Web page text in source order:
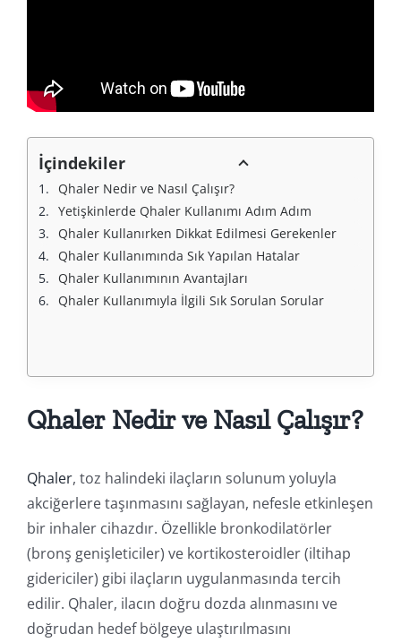
İçindekiler
Qhaler Nedir ve Nasıl Çalışır?
Yetişkinlerde Qhaler Kullanımı Adım Adım
Qhaler Kullanırken Dikkat Edilmesi Gerekenler
Qhaler Kullanımında Sık Yapılan Hatalar
Qhaler Kullanımının Avantajları
Qhaler Kullanımıyla İlgili Sık Sorulan Sorular
Qhaler Nedir ve Nasıl Çalışır?
Qhaler, toz halindeki ilaçların solunum yoluyla
akciğerlere taşınmasını sağlayan, nefesle etkinleşen
bir inhaler cihazdır. Özellikle bronkodilatörler
(bronş genişleticiler) ve kortikosteroidler (iltihap
gidericiler) gibi ilaçların uygulanmasında tercih
edilir. Qhaler, ilacın doğru dozda alınmasını ve
doğrudan hedef bölgeye ulaştırılmasını